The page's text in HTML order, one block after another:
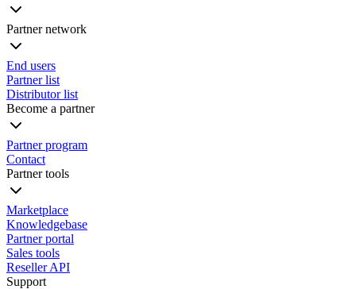
Partner network
End users
Partner list
Distributor list
Become a partner
Partner program
Contact
Partner tools
Marketplace
Knowledgebase
Partner portal
Sales tools
Reseller API
Support